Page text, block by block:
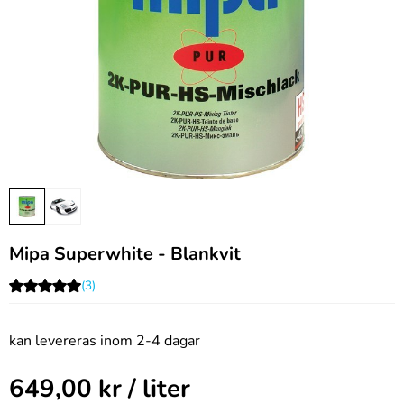
Mipa Superwhite - Blankvit
(3)
kan levereras inom 2-4 dagar
649,00 kr/ liter